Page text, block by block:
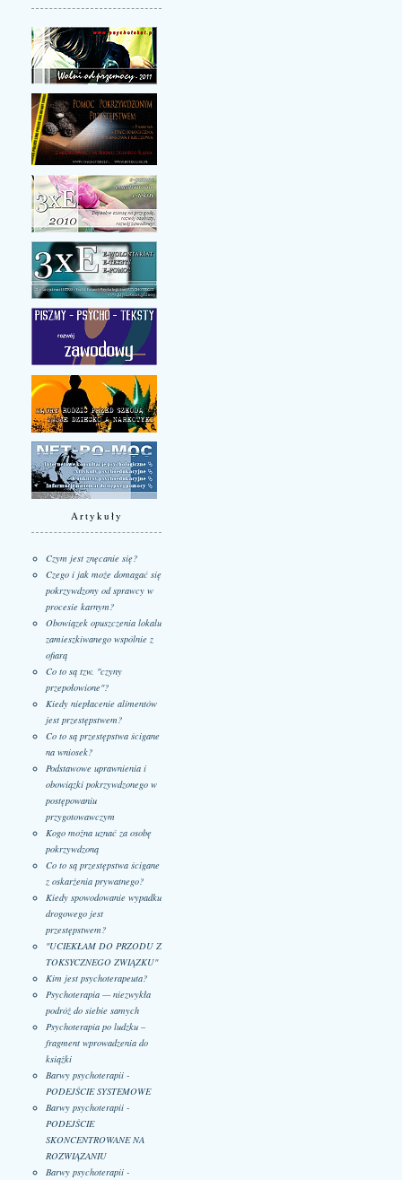
Artykuły
Czym jest znęcanie się?
Czego i jak może domagać się
pokrzywdzony od sprawcy w
procesie karnym?
Obowiązek opuszczenia lokalu
zamieszkiwanego wspólnie z
ofiarą
Co to są tzw. "czyny
przepołowione"?
Kiedy niepłacenie alimentów
jest przestępstwem?
Co to są przestępstwa ścigane
na wniosek?
Podstawowe uprawnienia i
obowiązki pokrzywdzonego w
postępowaniu
przygotowawczym
Kogo można uznać za osobę
pokrzywdzoną
Co to są przestępstwa ścigane
z oskarżenia prywatnego?
Kiedy spowodowanie wypadku
drogowego jest
przestępstwem?
"UCIEKŁAM DO PRZODU Z
TOKSYCZNEGO ZWIĄZKU"
Kim jest psychoterapeuta?
Psychoterapia — niezwykła
podróż do siebie samych
Psychoterapia po ludzku –
fragment wprowadzenia do
książki
Barwy psychoterapii -
PODEJŚCIE SYSTEMOWE
Barwy psychoterapii -
PODEJŚCIE
SKONCENTROWANE NA
ROZWIĄZANIU
Barwy psychoterapii -